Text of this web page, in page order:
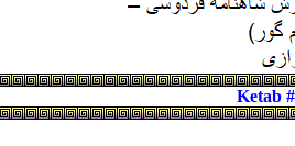
Ketab